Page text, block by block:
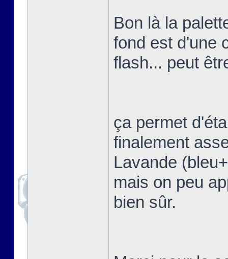
Bon là la
fond est d'une
flash... peut
ça permet
finalement
Lavande
mais on peu
bien sûr.